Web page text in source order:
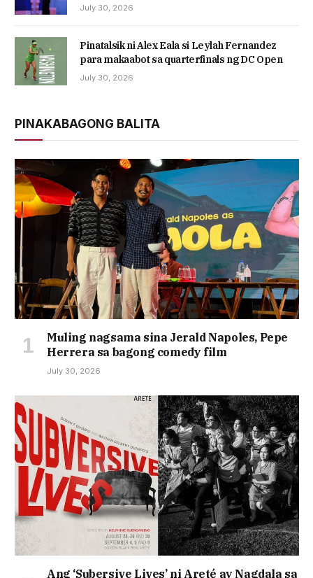
July 30, 2026
Pinatalsik ni Alex Eala si Leylah Fernandez
para makaabot sa quarterfinals ng DC Open
July 30, 2026
PINAKABAGONG BALITA
Muling nagsama sina Jerald Napoles, Pepe
Herrera sa bagong comedy film
July 30, 2026
Ang ‘Subersive Lives’ ni Areté ay Nagdala sa